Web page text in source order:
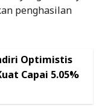
penghasilan
Optimistis
Capai 5.05%